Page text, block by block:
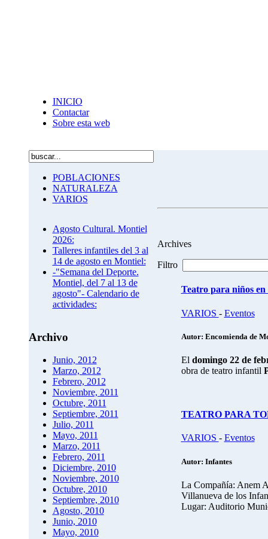
INICIO
Contactar
Sobre esta web
POBLACIONES
NATURALEZA
VARIOS
Agosto Cultural. Montiel
2026:
Talleres infantiles del 3 al
14 de agosto en Montiel:
-"Semana del Deporte.
Montiel, del 7 al 13 de
agosto"- Calendario de
actividades:
Archivo
Junio, 2012
Marzo, 2012
Febrero, 2012
Noviembre, 2011
Octubre, 2011
Septiembre, 2011
Julio, 2011
Mayo, 2011
Marzo, 2011
Febrero, 2011
Diciembre, 2010
Noviembre, 2010
Octubre, 2010
Septiembre, 2010
Agosto, 2010
Junio, 2010
Mayo, 2010
Archives
Filtro
Teatro para niños
VARIOS - Eventos
Autor: Encomienda de
El domingo 22 de
obra de teatro infantil
TEATRO PARA
VARIOS - Eventos
Autor: Infantes
La Compañía: Anem
Villanueva de los
Lugar: Auditorio